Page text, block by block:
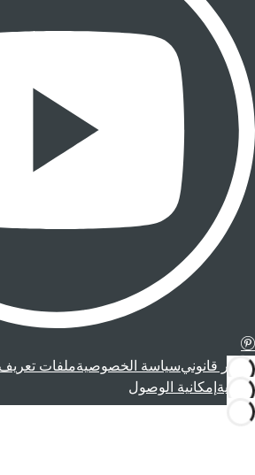
إشعار قانونيسياسة الخصوصيةملفات تعريف
قانونية إمكانية الوصول